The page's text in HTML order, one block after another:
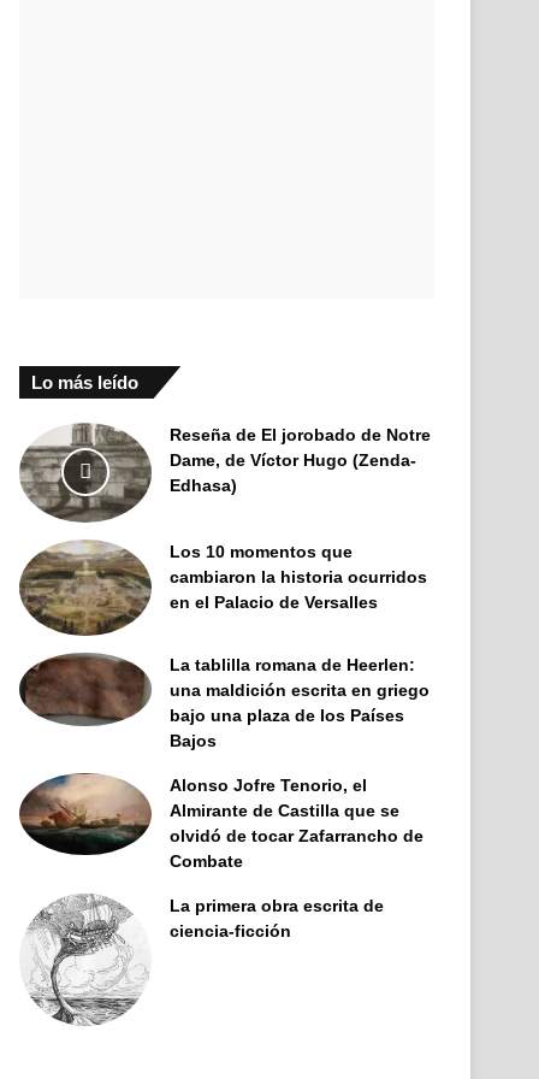
Lo más leído
Reseña de El jorobado de Notre
Dame, de Víctor Hugo (Zenda-
Edhasa)
Los 10 momentos que
cambiaron la historia ocurridos
en el Palacio de Versalles
La tablilla romana de Heerlen:
una maldición escrita en griego
bajo una plaza de los Países
Bajos
Alonso Jofre Tenorio, el
Almirante de Castilla que se
olvidó de tocar Zafarrancho de
Combate
La primera obra escrita de
ciencia-ficción